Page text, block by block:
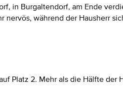
in Burgaltendorf, am Ende
während der Hausherr
Platz 2. Mehr als die Hälfte